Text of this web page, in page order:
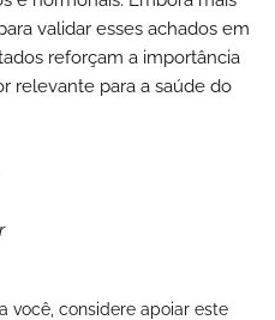
validar esses achados em
reforçam a importância
relevante para a saúde do
você, considere apoiar este